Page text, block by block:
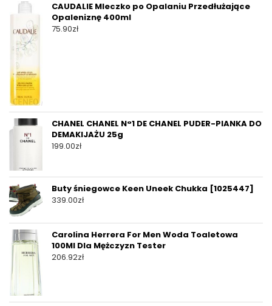
CAUDALIE Mleczko po Opalaniu Przedłużające
Opaleniznę 400ml
75.90zł
CHANEL CHANEL N°1 DE CHANEL PUDER-PIANKA DO
DEMAKIJAŻU 25g
199.00zł
Buty śniegowce Keen Uneek Chukka [1025447]
339.00zł
Carolina Herrera For Men Woda Toaletowa
100Ml Dla Mężczyzn Tester
206.92zł